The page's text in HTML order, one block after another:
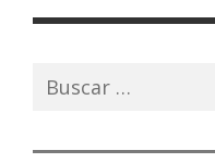
Buscar: